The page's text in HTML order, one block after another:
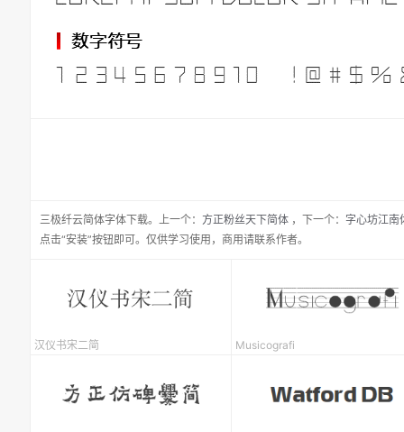
三极纤云简体字体下载。 上一个： 方正粉丝天下简体 ， 下一个： 字心坊江南
点击“安装”按钮即可。仅供学习使用，商用请联系作者。
汉仪书宋二简 Musicografi